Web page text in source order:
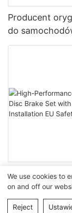
Producent
do
hurtowo i
High-
OEM-Quality
<000000>
We use cookies to
on and off our
Reject